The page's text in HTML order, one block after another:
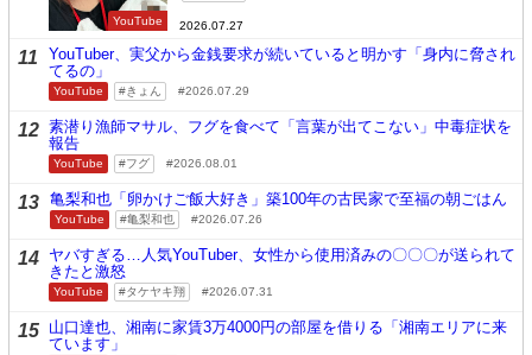
YouTube 2026.07.27
11
YouTuber、実父から金銭要求が続いていると明かす「身内に脅され
てるの」
YouTube きょん 2026.07.29
12 素潜り漁師マサル、フグを食べて「言葉が出てこない」中毒症状を
報告
YouTube フグ 2026.08.01
13 亀梨和也「卵かけご飯大好き」築100年の古民家で至福の朝ごはん
YouTube 亀梨和也 2026.07.26
14 ヤバすぎる…人気YouTuber、女性から使用済みの〇〇〇が送られて
きたと激怒
YouTube タケヤキ翔 2026.07.31
15 山口達也、湘南に家賃3万4000円の部屋を借りる「湘南エリアに来
ています」